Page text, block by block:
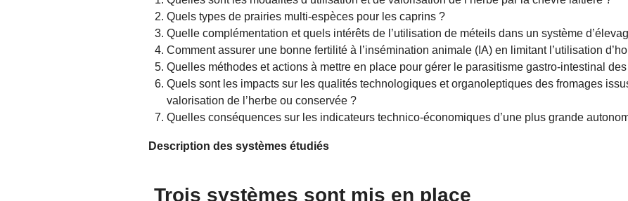
Quels types de prairies multi-espèces pour les caprins ?
Quelle complémentation et quels intérêts de l’utilisation de méteils dans un système
Comment assurer une bonne fertilité à l’insémination animale (IA) en limitant l’utilisation
Quelles méthodes et actions à mettre en place pour gérer le parasitisme gastro-intestinal
Quels sont les impacts sur les qualités technologiques et organoleptiques des fromages
valorisation de l’herbe ou conservée ?
Quelles conséquences sur les indicateurs technico-économiques d’une plus grande
Description des systèmes étudiés
Trois systèmes sont mis en place